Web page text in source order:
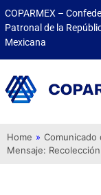
COPARMEX –
Patronal de la
Mexicana
Home » Comunicado
Mensaje: